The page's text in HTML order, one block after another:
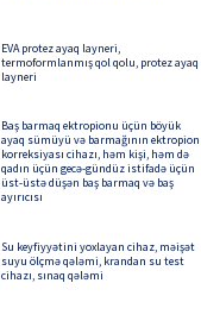
EVA protez ayaq layneri,
termoformlanmış qol qolu, protez ayaq
layneri
Baş barmaq ektropionu üçün böyük
ayaq sümüyü və barmağının ektropion
korreksiyası cihazı, həm kişi, həm də
qadın üçün gecə-gündüz istifadə üçün
üst-üstə düşən baş barmaq və baş
ayırıcısı
Su keyfiyyətini yoxlayan cihaz, məişət
suyu ölçmə qələmi, krandan su test
cihazı, sınaq qələmi